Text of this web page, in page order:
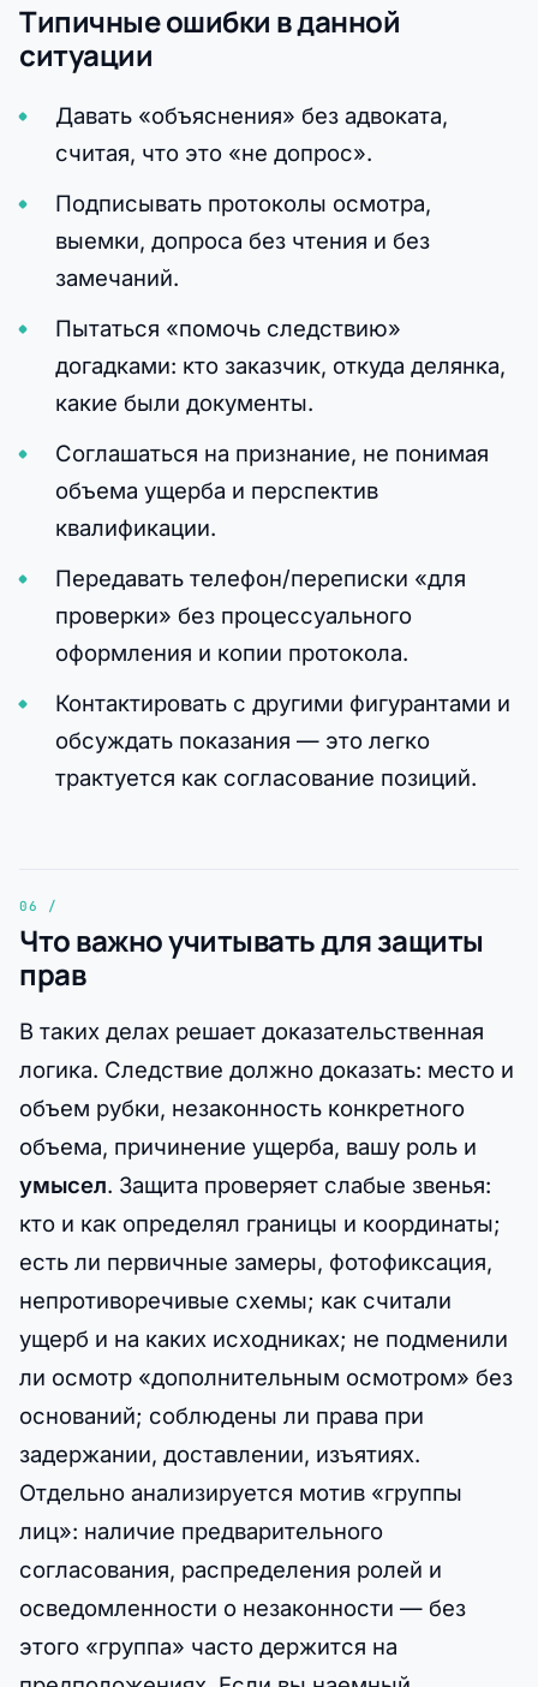
Типичные ошибки в данной
ситуации
Давать «объяснения» без адвоката,
считая, что это «не допрос».
Подписывать протоколы осмотра,
выемки, допроса без чтения и без
замечаний.
Пытаться «помочь следствию»
догадками: кто заказчик, откуда делянка,
какие были документы.
Соглашаться на признание, не понимая
объема ущерба и перспектив
квалификации.
Передавать телефон/переписки «для
проверки» без процессуального
оформления и копии протокола.
Контактировать с другими фигурантами и
обсуждать показания — это легко
трактуется как согласование позиций.
Что важно учитывать для защиты
прав
В таких делах решает доказательственная
логика. Следствие должно доказать: место и
объем рубки, незаконность конкретного
объема, причинение ущерба, вашу роль и
умысел. Защита проверяет слабые звенья:
кто и как определял границы и координаты;
есть ли первичные замеры, фотофиксация,
непротиворечивые схемы; как считали
ущерб и на каких исходниках; не подменили
ли осмотр «дополнительным осмотром» без
оснований; соблюдены ли права при
задержании, доставлении, изъятиях.
Отдельно анализируется мотив «группы
лиц»: наличие предварительного
согласования, распределения ролей и
осведомленности о незаконности — без
этого «группа» часто держится на